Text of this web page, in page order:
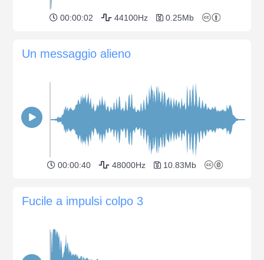
00:00:02 44100Hz 0.25Mb
Un messaggio alieno
00:00:40 48000Hz 10.83Mb
Fucile a impulsi colpo 3